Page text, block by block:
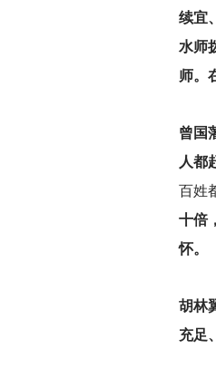
续宜
水师
师。
曾国
人都
百姓
十倍
怀。
胡林
充足